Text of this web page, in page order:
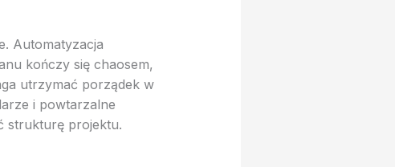
Automatyzacja
kończy się chaosem,
utrzymać porządek w
i powtarzalne
strukturę projektu.